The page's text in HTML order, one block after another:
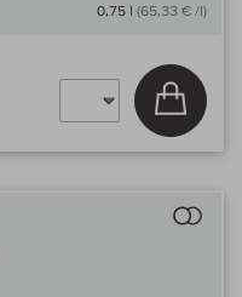
0,75 l (65,33 € /l)
In